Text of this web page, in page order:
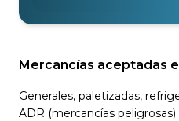
Mercancías aceptadas
Generales, paletizadas,
ADR (mercancías peligrosas).